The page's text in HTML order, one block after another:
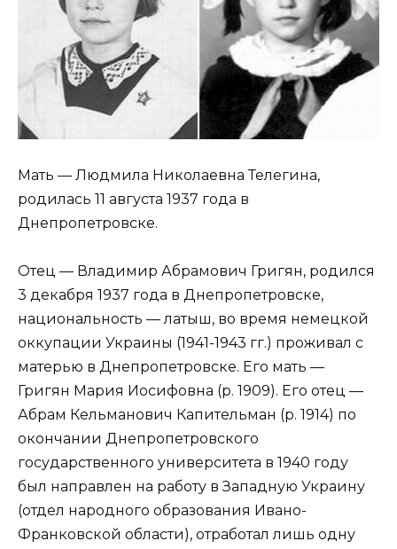
Мать — Людмила Николаевна Телегина,
родилась 11 августа 1937 года в
Днепропетровске.
Отец — Владимир Абрамович Григян, родился
3 декабря 1937 года в Днепропетровске,
национальность — латыш, во время немецкой
оккупации Украины (1941-1943 гг.) проживал с
матерью в Днепропетровске. Его мать —
Григян Мария Иосифовна (р. 1909). Его отец —
Абрам Кельманович Капительман (р. 1914) по
окончании Днепропетровского
государственного университета в 1940 году
был направлен на работу в Западную Украину
(отдел народного образования Ивано-
Франковской области), отработал лишь одну